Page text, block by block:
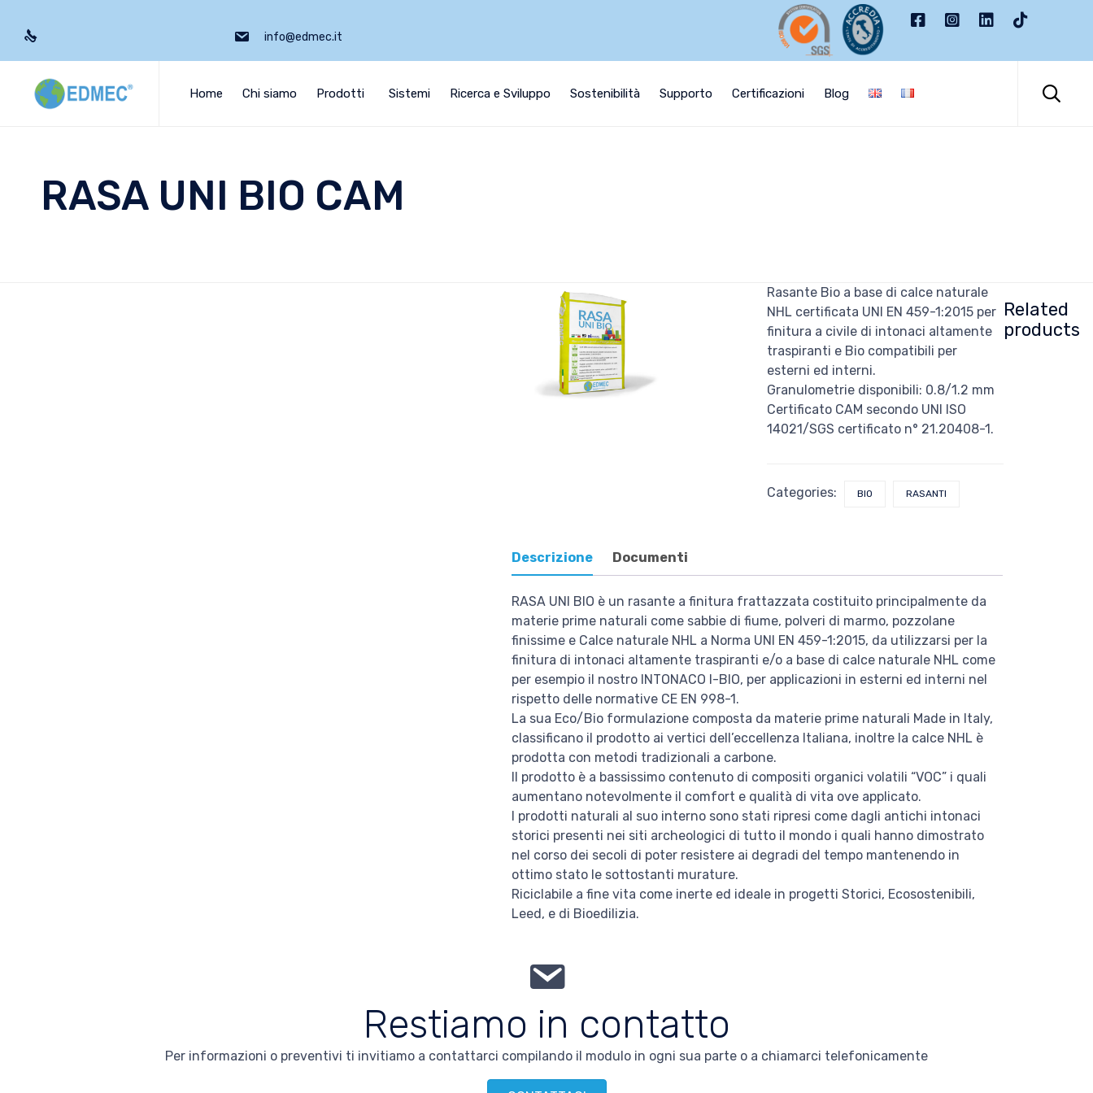
info@edmec.it
Home Chi siamo Prodotti Sistemi Ricerca e Sviluppo Sostenibilità Supporto Certificazioni Blog 
RASA UNI BIO CAM
Rasante Bio a base di calce naturale
NHL certificata UNI EN 459-1:2015 per
finitura a civile di intonaci altamente
traspiranti e Bio compatibili per
esterni ed interni.
Granulometrie disponibili: 0.8/1.2 mm
Certificato CAM secondo UNI ISO
14021/SGS certificato n° 21.20408-1.
Categories: BIO RASANTI
Descrizione Documenti
RASA UNI BIO è un rasante a finitura frattazzata costituito principalmente da
materie prime naturali come sabbie di fiume, polveri di marmo, pozzolane
finissime e Calce naturale NHL a Norma UNI EN 459-1:2015, da utilizzarsi per la
finitura di intonaci altamente traspiranti e/o a base di calce naturale NHL come
per esempio il nostro INTONACO I-BIO, per applicazioni in esterni ed interni nel
rispetto delle normative CE EN 998-1.
La sua Eco/Bio formulazione composta da materie prime naturali Made in Italy,
classificano il prodotto ai vertici dell’eccellenza Italiana, inoltre la calce NHL è
prodotta con metodi tradizionali a carbone.
Il prodotto è a bassissimo contenuto di compositi organici volatili “VOC” i quali
aumentano notevolmente il comfort e qualità di vita ove applicato.
I prodotti naturali al suo interno sono stati ripresi come dagli antichi intonaci
storici presenti nei siti archeologici di tutto il mondo i quali hanno dimostrato
nel corso dei secoli di poter resistere ai degradi del tempo mantenendo in
ottimo stato le sottostanti murature.
Riciclabile a fine vita come inerte ed ideale in progetti Storici, Ecosostenibili,
Leed, e di Bioedilizia.
Related
products
Restiamo in contatto
Per informazioni o preventivi ti invitiamo a contattarci compilando il modulo in ogni sua parte o a chiamarci telefonicamente